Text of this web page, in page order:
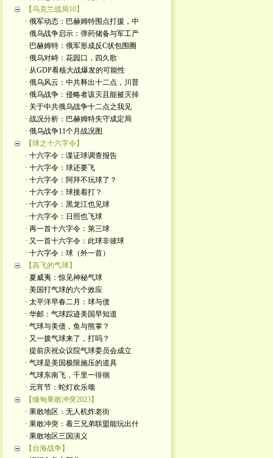
【乌克兰战局10】
· 俄军动态：巴赫姆特围点打援，中
· 俄乌战争启示：弹药储备与军工产
· 巴赫姆特：俄军形成反C状包围圈
· 俄乌对峙：花园口，四久歌
· 从GDP看核大战爆发的可能性
· 俄乌风云：中共释出十二点，川普
· 俄乌战争：侵略者该灭且能被灭掉
· 关于中共俄乌战争十二点之我见
· 战况分析：巴赫姆特失守成定局
· 俄乌战争11个月战况图
【球之十六字令】
· 十六字令：谍证球调查报告
· 十六字令：球还要飞
· 十六字令：阿拜不玩球了？
· 十六字令：球接着打？
· 十六字令：黑龙江也见球
· 十六字令：日照也飞球
· 再一首十六字令：第三球
· 又一首十六字令：此球非彼球
· 十六字令：球（外一首）
【高飞的气球】
· 夏威夷：惊见神秘气球
· 美国打气球的六个效应
· 太平洋早春二月：球与债
· 华邮：气球踪迹美国早知道
· 气球与美债，鱼与熊掌？
· 又一拨气球来了，打吗？
· 提前庆祝众议院气球委员会成立
· 气球是美国极限施压的道具
· 气球东南飞，千里一徘徊
· 元宵节：蛇灯欢乐颂
【缅甸果敢冲突2023】
· 果敢地区：无人机炸老街
· 果敢冲突：看三兄弟联盟能玩出什
· 果敢地区三国演义
【台海战争】